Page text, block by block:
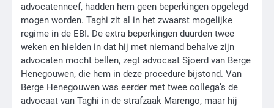
advocatenneef, hadden hem geen beperkingen opgelegd
mogen worden. Taghi zit al in het zwaarst mogelijke
regime in de EBI. De extra beperkingen duurden twee
weken en hielden in dat hij met niemand behalve zijn
advocaten mocht bellen, zegt advocaat Sjoerd van Berge
Henegouwen, die hem in deze procedure bijstond. Van
Berge Henegouwen was eerder met twee collega’s de
advocaat van Taghi in de strafzaak Marengo, maar hij